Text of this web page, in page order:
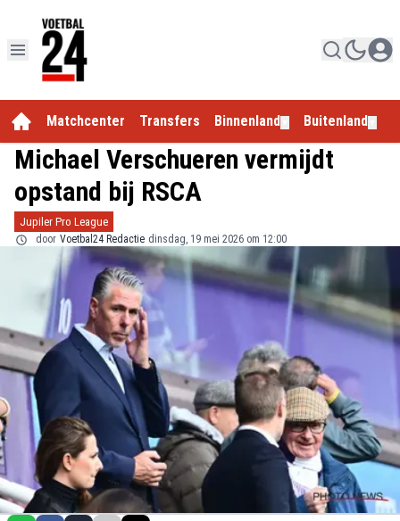
Matchcenter Transfers Binnenland Buitenland
Michael Verschueren vermijdt
opstand bij RSCA
Jupiler Pro League
door Voetbal24 Redactie dinsdag, 19 mei 2026 om 12:00